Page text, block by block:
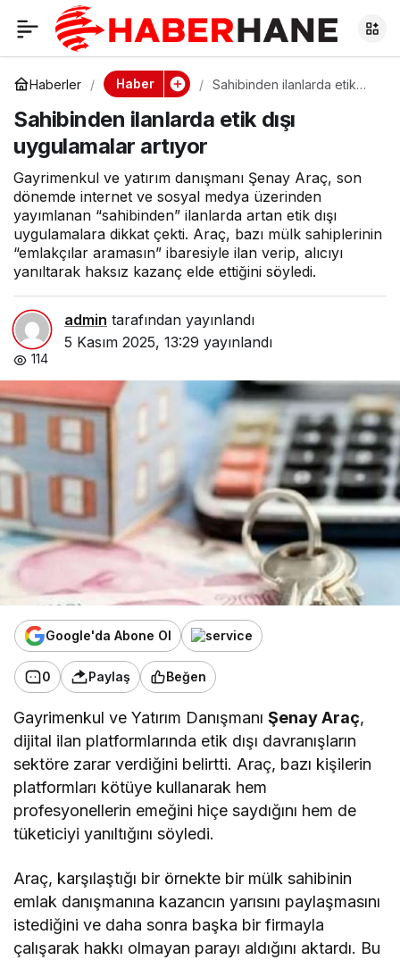
Haberler Haber
Sahibinden ilanlarda etik
Sahibinden ilanlarda etik dışı
uygulamalar artıyor
Gayrimenkul ve yatırım danışmanı Şenay Araç, son
dönemde internet ve sosyal medya üzerinden
yayımlanan “sahibinden” ilanlarda artan etik dışı
uygulamalara dikkat çekti. Araç, bazı mülk sahiplerinin
“emlakçılar aramasın” ibaresiyle ilan verip, alıcıyı
yanıltarak haksız kazanç elde ettiğini söyledi.
admin tarafından yayınlandı
5 Kasım 2025, 13:29 yayınlandı
114
Google'da Abone Ol
0 Paylaş Beğen
Gayrimenkul ve Yatırım DanışmanıŞenay Araç,
dijital ilan platformlarında etik dışı davranışların
sektöre zarar verdiğini belirtti. Araç, bazı kişilerin
platformları kötüye kullanarak hem
profesyonellerin emeğini hiçe saydığını hem de
tüketiciyi yanıltığını söyledi.
Araç, karşılaştığı bir örnekte bir mülk sahibinin
emlak danışmanına kazancın yarısını paylaşmasını
istediğini ve daha sonra başka bir firmayla
çalışarak hakkı olmayan parayı aldığını aktardı. Bu
Sahibinden ilanlarda
etik dışı uygulamalar
artıyor